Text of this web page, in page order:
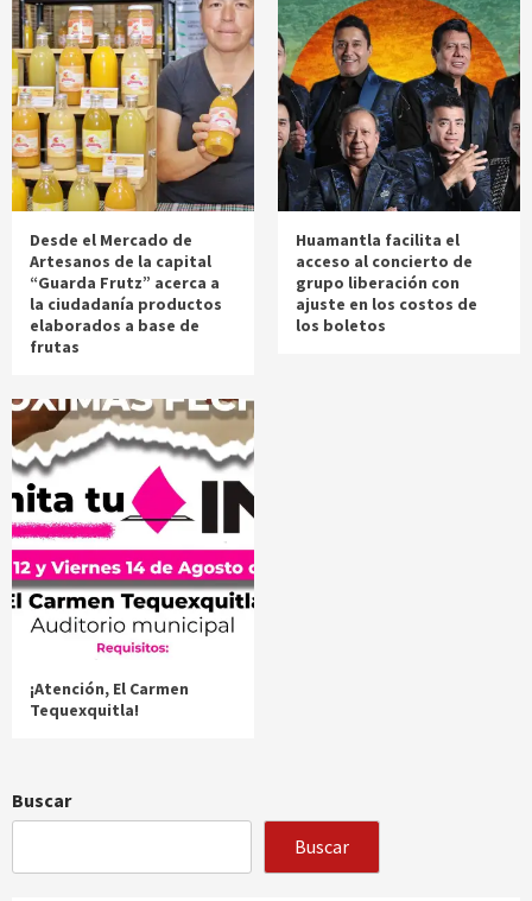
Desde el Mercado de
Artesanos de la capital
“Guarda Frutz” acerca a
la ciudadanía productos
elaborados a base de
frutas
Huamantla facilita el
acceso al concierto de
grupo liberación con
ajuste en los costos de
los boletos
¡Atención, El Carmen
Tequexquitla!
Buscar
Buscar